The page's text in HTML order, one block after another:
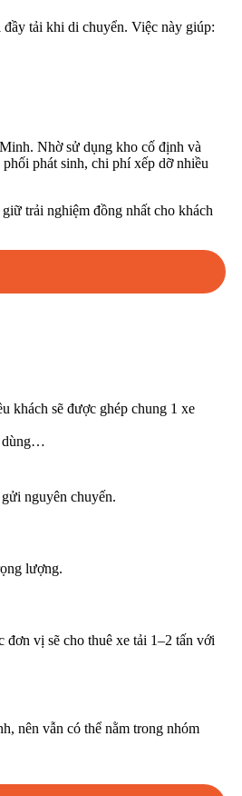
tải khi di chuyển. Việc này giúp:
Nhờ sử dụng kho cố định và
phát sinh, chi phí xếp dỡ nhiều
trải nghiệm đồng nhất cho khách
khách sẽ được ghép chung 1 xe
dùng…
nguyên chuyến.
lượng.
vị sẽ cho thuê xe tải 1–2 tấn với
nên vẫn có thể nằm trong nhóm